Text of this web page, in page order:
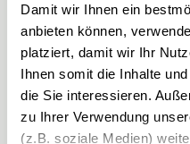
Damit wir Ihnen ein
anbieten können,
platziert, damit wir Ihr
Ihnen somit die Inhalte
die Sie interessieren.
zu Ihrer Verwendung
(z.B. soziale Medien)